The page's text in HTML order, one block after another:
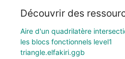
Découvrir des
Aire d'un quadrilatère
les blocs fonctionnels level1
triangle.elfakiri.ggb